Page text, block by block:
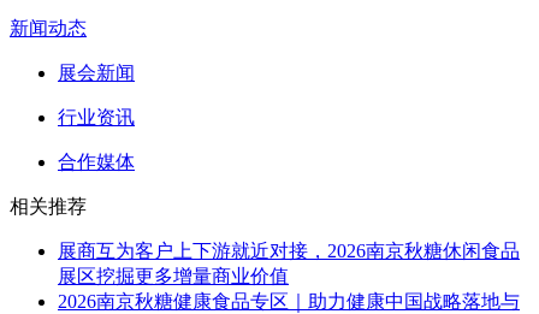
新闻动态
展会新闻
行业资讯
合作媒体
相关推荐
展商互为客户上下游就近对接，2026南京秋糖休闲食品
展区挖掘更多增量商业价值
2026南京秋糖健康食品专区｜助力健康中国战略落地与